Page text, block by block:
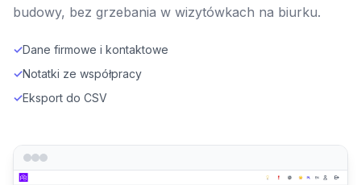
budowy, bez grzebania w wizytówkach na biurku.
✓Dane firmowe i kontaktowe
✓Notatki ze współpracy
✓Eksport do CSV